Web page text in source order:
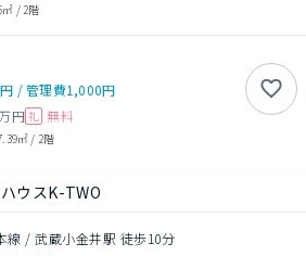
㎡ /2階
/管理費1,000円
円 礼 無料
㎡ / 2階
ウスK-TWO
線 / 武蔵小金井駅 徒歩10分